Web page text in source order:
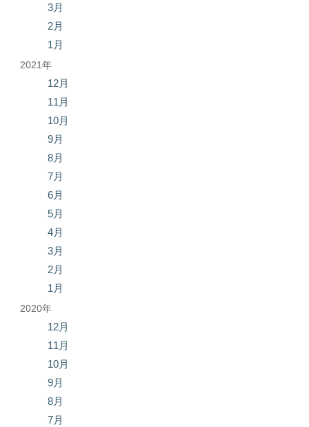
3月
2月
1月
2021年
12月
11月
10月
9月
8月
7月
6月
5月
4月
3月
2月
1月
2020年
12月
11月
10月
9月
8月
7月